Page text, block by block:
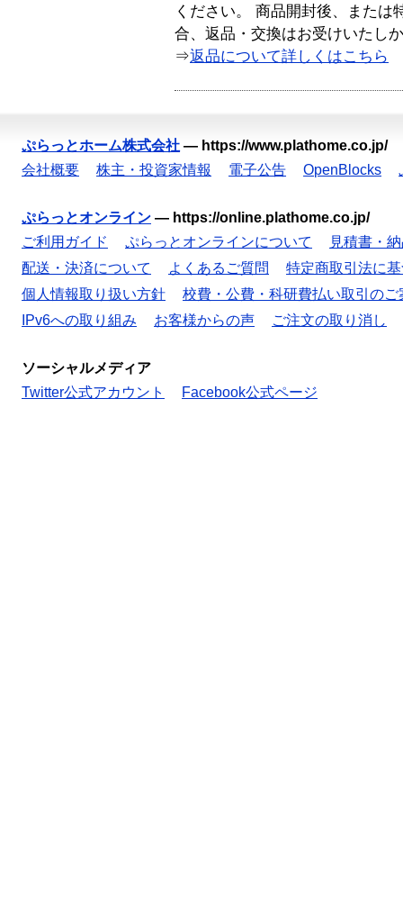
ください。 商品開封後、または
合、返品・交換はお受けいたし
⇒返品について詳しくはこちら
ぷらっとホーム株式会社 — https://www.plathome.co.jp/
会社概要
株主・投資家情報 電子公告 OpenBlocks
ぷらっとオンライン — https://online.plathome.co.jp/
ご利用ガイド
ぷらっとオンラインについて
見積書・
配送・決済について
よくあるご質問
特定商取引法に
個人情報取り扱い方針
校費・公費・科研費払い取引のご
IPv6への取り組み
お客様からの声 ご注文の取り消し
ソーシャルメディア
Twitter公式アカウント
Facebook公式ページ